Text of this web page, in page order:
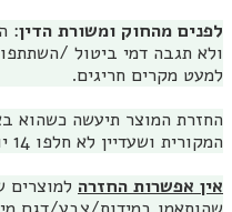
לפנים מהחוק ומשורת הדין:
ולא תגבה דמי ביטול /
למעט מקרים חריגים.
החזרת המוצר תיעשה כשהוא
המקורית ושעדיין לא חלפו 14 יום מתאריך רכישת המוצר.
אין אפשרות החזרה למוצרים